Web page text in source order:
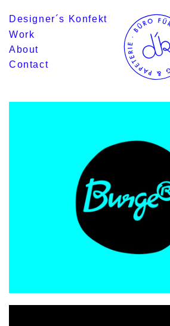
Designer´s Konfekt
Work
About
Contact